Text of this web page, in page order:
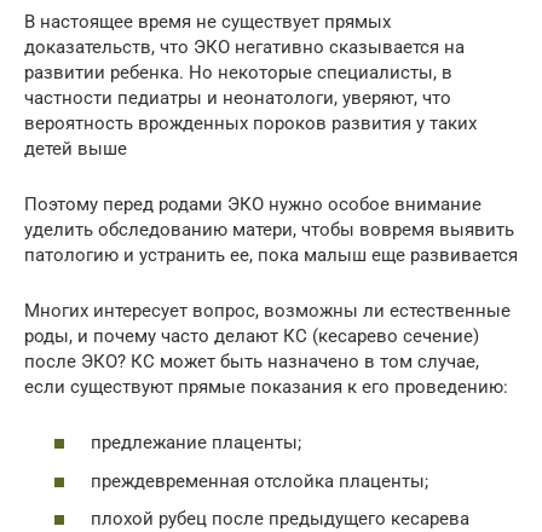
В настоящее время не существует прямых
доказательств, что ЭКО негативно сказывается на
развитии ребенка. Но некоторые специалисты, в
частности педиатры и неонатологи, уверяют, что
вероятность врожденных пороков развития у таких
детей выше
Поэтому перед родами ЭКО нужно особое внимание
уделить обследованию матери, чтобы вовремя выявить
патологию и устранить ее, пока малыш еще развивается
Многих интересует вопрос, возможны ли естественные
роды, и почему часто делают КС (кесарево сечение)
после ЭКО? КС может быть назначено в том случае,
если существуют прямые показания к его проведению:
предлежание плаценты;
преждевременная отслойка плаценты;
плохой рубец после предыдущего кесарева